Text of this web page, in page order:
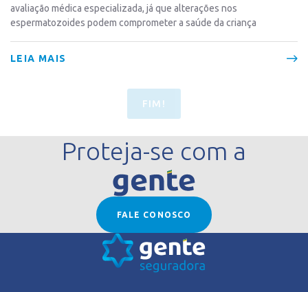
avaliação médica especializada, já que alterações nos
espermatozoides podem comprometer a saúde da criança
LEIA MAIS
FIM!
Proteja-se com a
FALE CONOSCO